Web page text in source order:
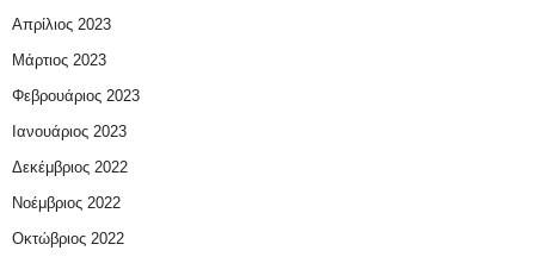
Απρίλιος 2023
Μάρτιος 2023
Φεβρουάριος 2023
Ιανουάριος 2023
Δεκέμβριος 2022
Νοέμβριος 2022
Οκτώβριος 2022